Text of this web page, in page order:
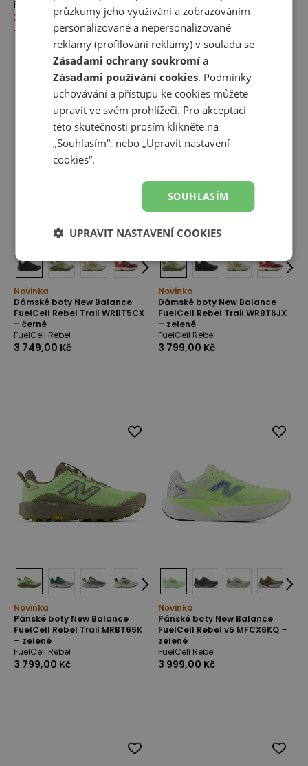
FuelCell Rebel
2 899,00 Kč 3 999,00 Kč
-
FuelCell Rebel
3 799,00 Kč
Novinka
Dámské boty New Balance
FuelCell Rebel Trail WRBT5CX
– černé
FuelCell Rebel
3 749,00 Kč
Novinka
Dámské boty New Balance
FuelCell Rebel Trail WRBT6JX
– zelené
FuelCell Rebel
3 799,00 Kč
Novinka
Pánské boty New Balance
FuelCell Rebel Trail MRBT66K
– zelené
FuelCell Rebel
3 799,00 Kč
Novinka
Pánské boty New Balance
FuelCell Rebel v5 MFCX6KQ –
zelené
FuelCell Rebel
3 999,00 Kč
průzkumy jeho využívání a zobrazováním
personalizované a nepersonalizované
reklamy (profilování reklamy) v souladu se
Zásadami ochrany soukromí a
Zásadami používání cookies. Podmínky
uchovávání a přístupu ke cookies můžete
upravit ve svém prohlížeči. Pro akceptaci
této skutečnosti prosím klikněte na
„Souhlasím“, nebo „Upravit nastavení
cookies“.
SOUHLASÍM
UPRAVIT NASTAVENÍ COOKIES